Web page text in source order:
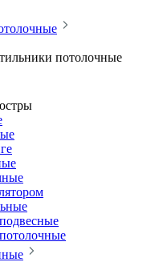
потолочные